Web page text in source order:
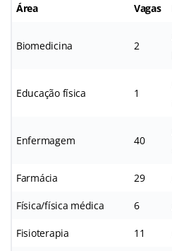
Área Vagas
Biomedicina 2
Educação física 1
Enfermagem 40
Farmácia 29
Física/física médica 6
Fisioterapia 11